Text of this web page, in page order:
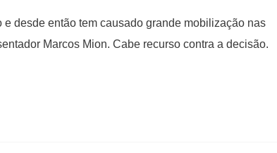
desde então tem causado grande mobilização nas
Marcos Mion. Cabe recurso contra a decisão.